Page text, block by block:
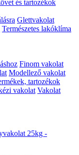
és tartozékok
Glettvakolat
Természetes lakóklíma
Finom vakolat
Modellező vakolat
tartozékok
vakolat Vakolat
25kg -